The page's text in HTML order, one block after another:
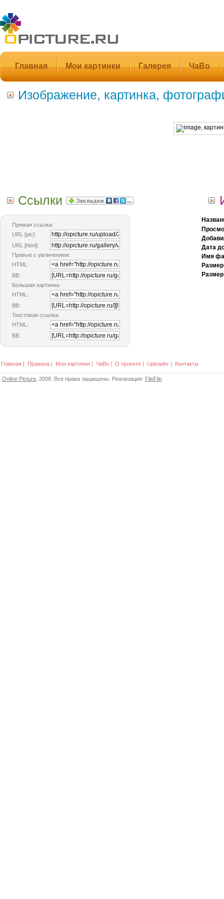
Главная Мои картинки Галерея ЧаВо
Изображение, картинка,
Ссылки
Прямая ссылка:
URL [pic]:
URL [html]:
Превью с увличением:
HTML:
BB:
Большая картинка:
HTML:
BB:
Текстовая ссылка:
HTML:
BB:
Дата
Имя
Главная | Правила | Мои картинки | ЧаВо | О проекте | Uploader | Контакты
Online Picture , 2008. Все права защищены. Реализация: FlipFlip